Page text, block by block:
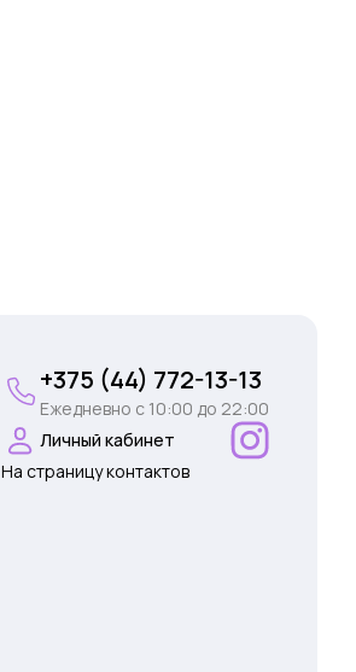
+375 (44) 772-13-13
Ежедневно c 10:00 до 22:00
Личный кабинет
На страницу контактов